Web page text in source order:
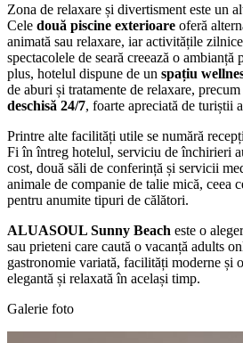
Zona de relaxare și divertisment este un
Cele două piscine exterioare oferă
animată sau relaxare, iar activitățile
spectacolele de seară creează o
plus, hotelul dispune de un spațiu
de aburi și tratamente de relaxare,
deschisă 24/7, foarte apreciată de turiștii
Printre alte facilități utile se numără
Fi în întreg hotelul, serviciu de închirieri
cost, două săli de conferință și servicii
animale de companie de talie mică, ceea
pentru anumite tipuri de călători.
ALUASOUL Sunny Beach este o
sau prieteni care caută o vacanță adults
gastronomie variată, facilități moderne și
elegantă și relaxată în același timp.
Galerie foto